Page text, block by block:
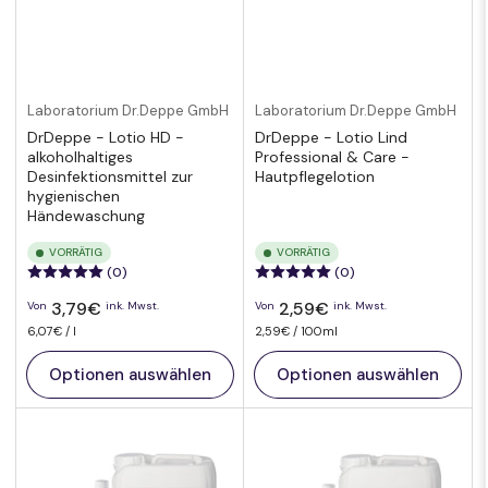
Laboratorium Dr.Deppe GmbH
DrDeppe - Lotio HD -
alkoholhaltiges
Desinfektionsmittel zur
hygienischen
Händewaschung
VORRÄTIG
(0)
Normaler
Preis
Von 3,79€ ink. Mwst.
Preis
pro
Einheit
6,07€ / pro
l
Optionen auswählen
Laboratorium Dr.Deppe GmbH
DrDeppe - Lotio Lind
Professional & Care -
Hautpflegelotion
VORRÄTIG
(0)
Normaler
Preis
Von 2,59€ ink. Mwst.
Preis
pro
Einheit
2,59€ / pro
100ml
Optionen auswählen